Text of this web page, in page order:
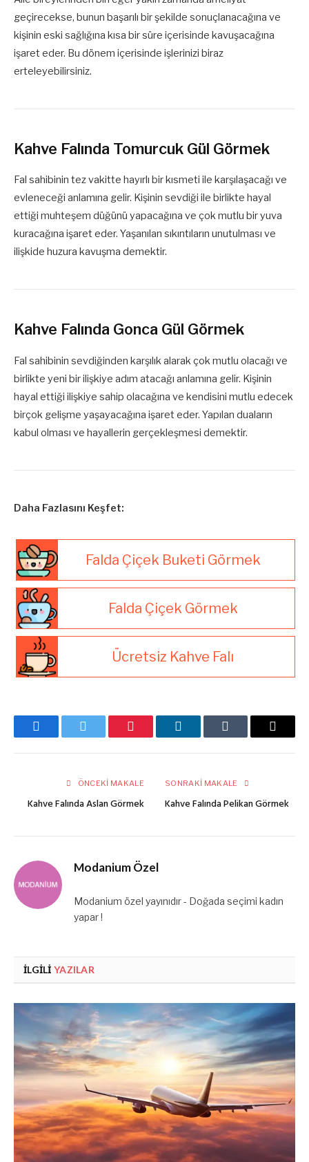
geçirecekse, bunun başarılı bir şekilde sonuçlanacağına ve
kişinin eski sağlığına kısa bir süre içerisinde kavuşacağına
işaret eder. Bu dönem içerisinde işlerinizi biraz
erteleyebilirsiniz.
Kahve Falında Tomurcuk Gül Görmek
Fal sahibinin tez vakitte hayırlı bir kısmeti ile karşılaşacağı ve
evleneceği anlamına gelir. Kişinin sevdiği ile birlikte hayal
ettiği muhteşem düğünü yapacağına ve çok mutlu bir yuva
kuracağına işaret eder. Yaşanılan sıkıntıların unutulması ve
ilişkide huzura kavuşma demektir.
Kahve Falında Gonca Gül Görmek
Fal sahibinin sevdiğinden karşılık alarak çok mutlu olacağı ve
birlikte yeni bir ilişkiye adım atacağı anlamına gelir. Kişinin
hayal ettiği ilişkiye sahip olacağına ve kendisini mutlu edecek
birçok gelişme yaşayacağına işaret eder. Yapılan duaların
kabul olması ve hayallerin gerçekleşmesi demektir.
Daha Fazlasını Keşfet:
Falda Çiçek Buketi Görmek
Falda Çiçek Görmek
Ücretsiz Kahve Falı
FacebookTwitter Pinterest LinkedInTumblr
E-
ÖNCEKI MAKALE
Kahve Falında Aslan Görmek
SONRAKI MAKALE
Kahve Falında Pelikan Görmek
Modanium Özel
Modanium özel yayınıdır - Doğada seçimi kadın
yapar !
İLGILI YAZILAR